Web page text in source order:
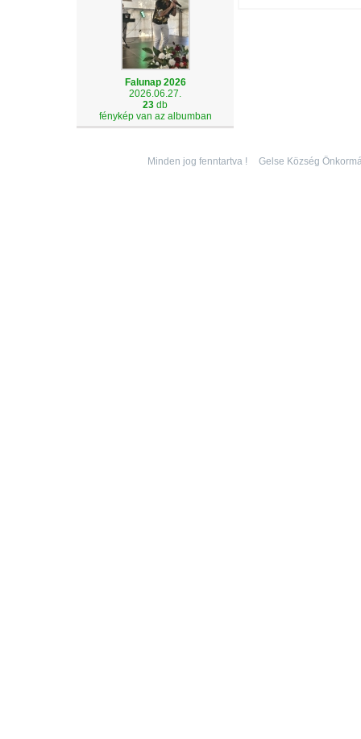
Falunap 2026
2026.06.27.
23 db
fénykép van az albumban
Minden jog fenntartva ! Gelse Község